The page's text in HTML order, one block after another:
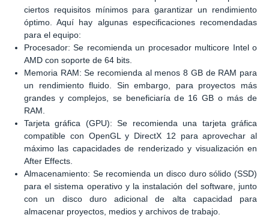
ciertos requisitos mínimos para garantizar un rendimiento
óptimo. Aquí hay algunas especificaciones recomendadas
para el equipo:
Procesador: Se recomienda un procesador multicore Intel o
AMD con soporte de 64 bits.
Memoria RAM: Se recomienda al menos 8 GB de RAM para
un rendimiento fluido. Sin embargo, para proyectos más
grandes y complejos, se beneficiaría de 16 GB o más de
RAM.
Tarjeta gráfica (GPU): Se recomienda una tarjeta gráfica
compatible con OpenGL y DirectX 12 para aprovechar al
máximo las capacidades de renderizado y visualización en
After Effects.
Almacenamiento: Se recomienda un disco duro sólido (SSD)
para el sistema operativo y la instalación del software, junto
con un disco duro adicional de alta capacidad para
almacenar proyectos, medios y archivos de trabajo.